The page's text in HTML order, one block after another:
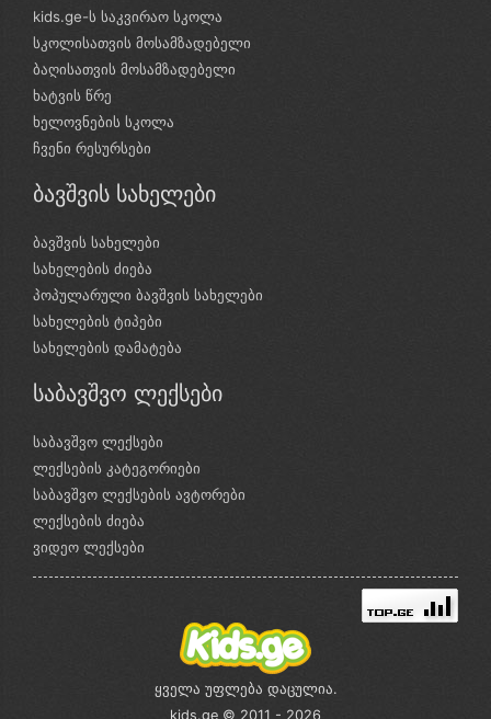
kids.ge-ს საკვირაო სკოლა
სკოლისათვის მოსამზადებელი
ბაღისათვის მოსამზადებელი
ხატვის წრე
ხელოვნების სკოლა
ჩვენი რესურსები
ბავშვის სახელები
ბავშვის სახელები
სახელების ძიება
პოპულარული ბავშვის სახელები
სახელების ტიპები
სახელების დამატება
საბავშვო ლექსები
საბავშვო ლექსები
ლექსების კატეგორიები
საბავშვო ლექსების ავტორები
ლექსების ძიება
ვიდეო ლექსები
ყველა უფლება დაცულია.
kids.ge © 2011 - 2026